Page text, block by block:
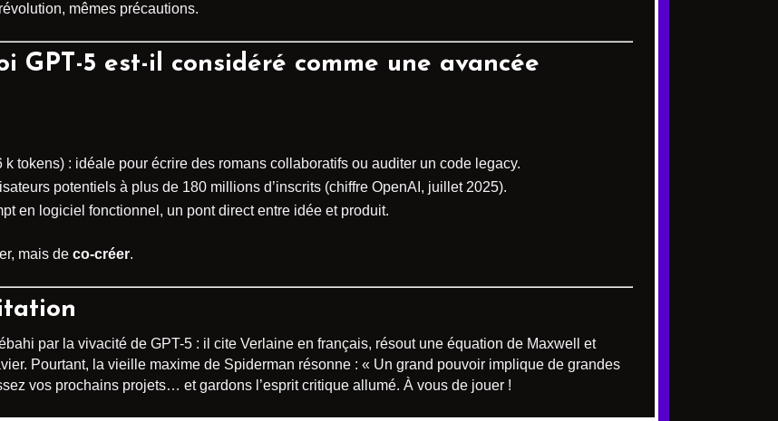
mêmes précautions.
GPT-5 est-il considéré comme une avancée
k tokens) : idéale pour écrire des romans collaboratifs ou auditer un code legacy.
potentiels à plus de 180 millions d’inscrits (chiffre OpenAI, juillet 2025).
en logiciel fonctionnel, un pont direct entre idée et produit.
mais de co-créer.
par la vivacité de GPT-5 : il cite Verlaine en français, résout une équation de Maxwell et
Pourtant, la vieille maxime de Spiderman résonne : « Un grand pouvoir implique de grandes
vos prochains projets… et gardons l’esprit critique allumé. À vous de jouer !